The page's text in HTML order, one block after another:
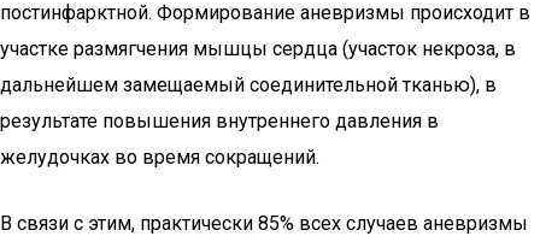
постинфарктной. Формирование аневризмы происходит в
участке размягчения мышцы сердца (участок некроза, в
дальнейшем замещаемый соединительной тканью), в
результате повышения внутреннего давления в
желудочках во время сокращений.
В связи с этим, практически 85% всех случаев аневризмы